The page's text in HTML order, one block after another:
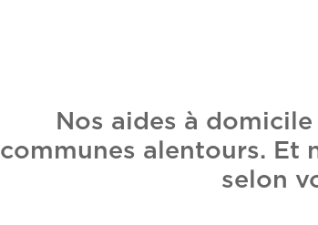
Nos aides à
communes alentours. Et
selon